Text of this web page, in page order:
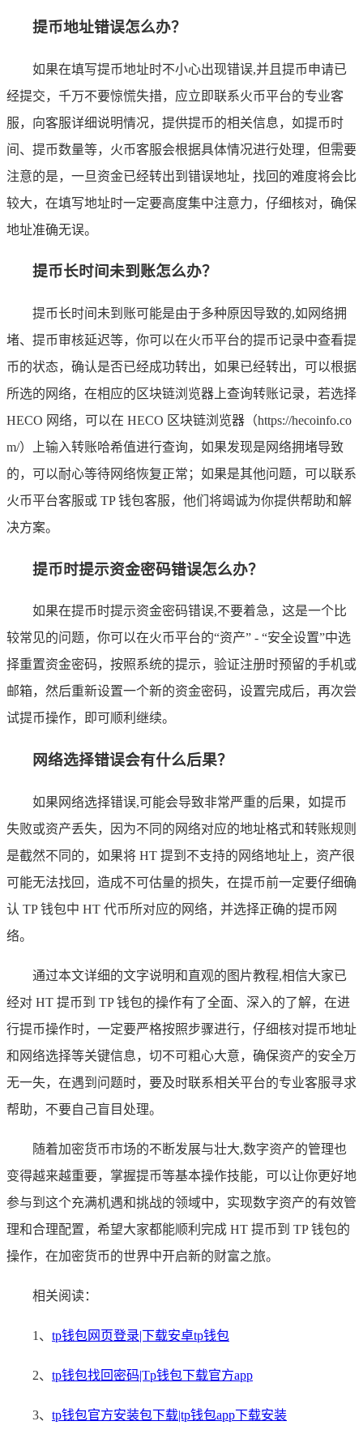
提币地址错误怎么办？
如果在填写提币地址时不小心出现错误,并且提币申请已
经提交，千万不要惊慌失措，应立即联系火币平台的专业客
服，向客服详细说明情况，提供提币的相关信息，如提币时
间、提币数量等，火币客服会根据具体情况进行处理，但需要
注意的是，一旦资金已经转出到错误地址，找回的难度将会比
较大，在填写地址时一定要高度集中注意力，仔细核对，确保
地址准确无误。
提币长时间未到账怎么办？
提币长时间未到账可能是由于多种原因导致的,如网络拥
堵、提币审核延迟等，你可以在火币平台的提币记录中查看提
币的状态，确认是否已经成功转出，如果已经转出，可以根据
所选的网络，在相应的区块链浏览器上查询转账记录，若选择
HECO 网络，可以在 HECO 区块链浏览器（https://hecoinfo.co
m/）上输入转账哈希值进行查询，如果发现是网络拥堵导致
的，可以耐心等待网络恢复正常；如果是其他问题，可以联系
火币平台客服或 TP 钱包客服，他们将竭诚为你提供帮助和解
决方案。
提币时提示资金密码错误怎么办？
如果在提币时提示资金密码错误,不要着急，这是一个比
较常见的问题，你可以在火币平台的“资产” - “安全设置”中选
择重置资金密码，按照系统的提示，验证注册时预留的手机或
邮箱，然后重新设置一个新的资金密码，设置完成后，再次尝
试提币操作，即可顺利继续。
网络选择错误会有什么后果？
如果网络选择错误,可能会导致非常严重的后果，如提币
失败或资产丢失，因为不同的网络对应的地址格式和转账规则
是截然不同的，如果将 HT 提到不支持的网络地址上，资产很
可能无法找回，造成不可估量的损失，在提币前一定要仔细确
认 TP 钱包中 HT 代币所对应的网络，并选择正确的提币网
络。
通过本文详细的文字说明和直观的图片教程,相信大家已
经对 HT 提币到 TP 钱包的操作有了全面、深入的了解，在进
行提币操作时，一定要严格按照步骤进行，仔细核对提币地址
和网络选择等关键信息，切不可粗心大意，确保资产的安全万
无一失，在遇到问题时，要及时联系相关平台的专业客服寻求
帮助，不要自己盲目处理。
随着加密货币市场的不断发展与壮大,数字资产的管理也
变得越来越重要，掌握提币等基本操作技能，可以让你更好地
参与到这个充满机遇和挑战的领域中，实现数字资产的有效管
理和合理配置，希望大家都能顺利完成 HT 提币到 TP 钱包的
操作，在加密货币的世界中开启新的财富之旅。
相关阅读：
1、 tp钱包网页登录|下载安卓tp钱包
2、 tp钱包找回密码|Tp钱包下载官方app
3、 tp钱包官方安装包下载|tp钱包app下载安装